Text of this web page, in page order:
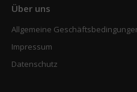
Über uns
Allgemeine
Impressum
Datenschutz